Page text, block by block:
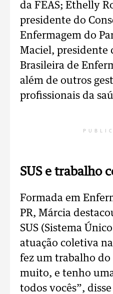
da FEAS; Ethelly
presidente do
Enfermagem do
Maciel, presidente
Brasileira de
além de outros
profissionais da
SUS e trabalho
Formada em
PR, Márcia
SUS (Sistema
atuação coletiva
fez um trabalho
muito, e tenho
todos vocês”, disse